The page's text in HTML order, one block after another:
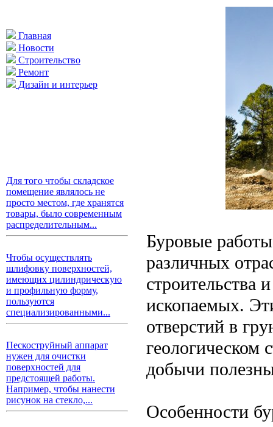
Главная
Новости
Строительство
Ремонт
Дизайн и интерьер
Для того чтобы складское
помещение являлось не
просто местом, где хранятся
товары, было современным
распределительным...
Чтобы осуществлять
шлифовку поверхностей,
имеющих цилиндрическую
и профильную форму,
пользуются
специализированными...
Пескоструйный аппарат
нужен для очистки
поверхностей для
предстоящей работы.
Например, чтобы нанести
рисунок на стекло,...
Буровые
различных
строительства
ископаемых.
отверстий в
геологическом
добычи
Особенности